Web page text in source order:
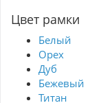
Цвет рамки
Белый
Орех
Дуб
Бежевый
Титан